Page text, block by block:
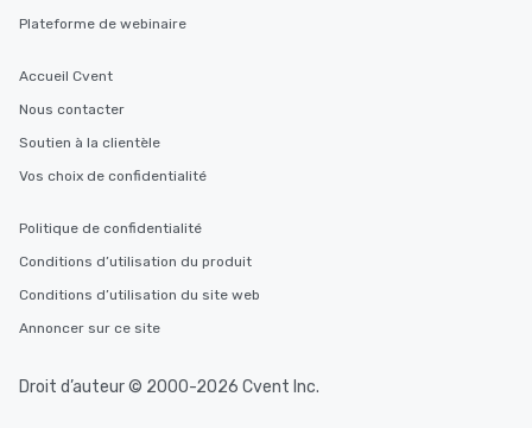
Plateforme de webinaire
Accueil Cvent
Nous contacter
Soutien à la clientèle
Vos choix de confidentialité
Politique de confidentialité
Conditions d’utilisation du produit
Conditions d’utilisation du site web
Annoncer sur ce site
Droit d’auteur © 2000-2026 Cvent Inc.